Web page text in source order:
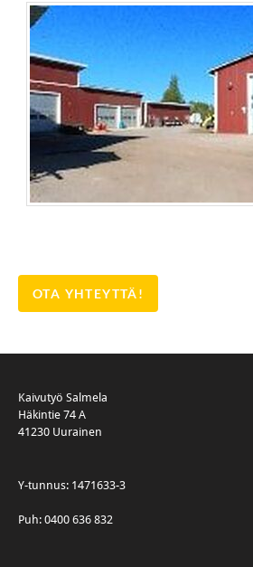
OTA YHTEYTTÄ!
Kaivutyö Salmela
Häkintie 74 A
41230 Uurainen
Y-tunnus: 1471633-3
Puh: 0400 636 832